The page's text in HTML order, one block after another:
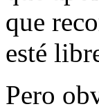
que
esté
Pero